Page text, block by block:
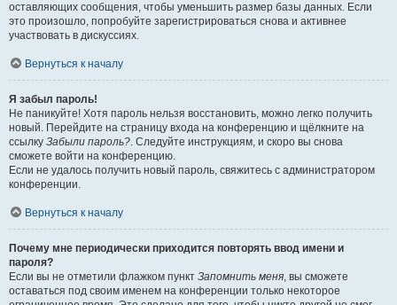
оставляющих сообщения, чтобы уменьшить размер базы данных. Если
это произошло, попробуйте зарегистрироваться снова и активнее
участвовать в дискуссиях.
Вернуться к началу
Я забыл пароль!
Не паникуйте! Хотя пароль нельзя восстановить, можно легко получить
новый. Перейдите на страницу входа на конференцию и щёлкните на
ссылку Забыли пароль?. Следуйте инструкциям, и скоро вы снова
сможете войти на конференцию.
Если не удалось получить новый пароль, свяжитесь с администратором
конференции.
Вернуться к началу
Почему мне периодически приходится повторять ввод имени и
пароля?
Если вы не отметили флажком пункт Запомнить меня, вы сможете
оставаться под своим именем на конференции только некоторое